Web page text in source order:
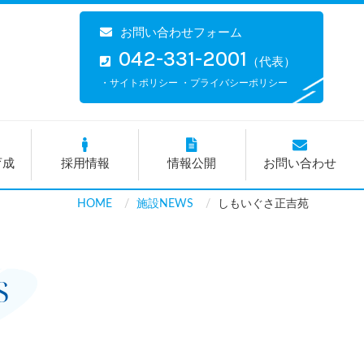
お問い合わせフォーム
042-331-2001 （代表）
・サイトポリシー ・プライバシーポリシー
成 採用情報 情報公開 お問い合わせ
HOME 施設NEWS しもいぐさ正吉苑